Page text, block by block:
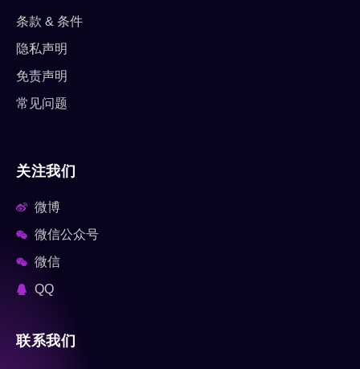
条款 & 条件
隐私声明
免责声明
常见问题
关注我们
微博
微信公众号
微信
QQ
联系我们